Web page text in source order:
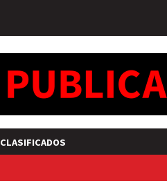
CLASIFICADOS